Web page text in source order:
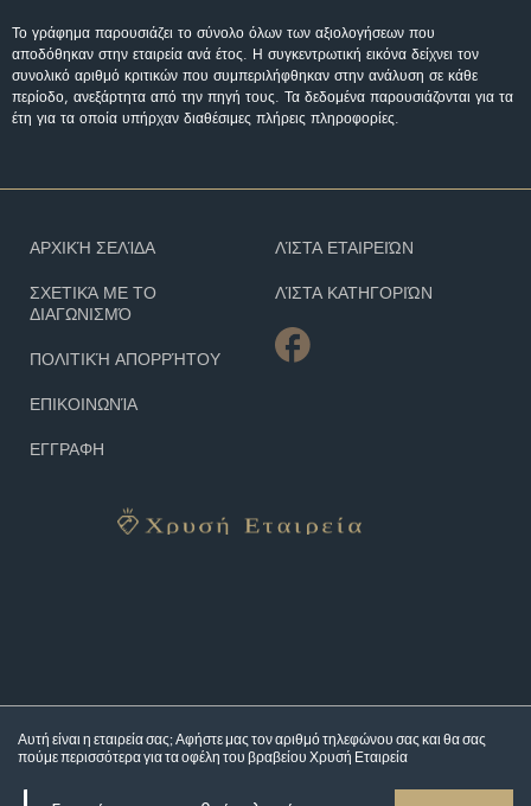
Το γράφημα παρουσιάζει το σύνολο όλων των αξιολογήσεων που
αποδόθηκαν στην εταιρεία ανά έτος. Η συγκεντρωτική εικόνα δείχνει τον
συνολικό αριθμό κριτικών που συμπεριλήφθηκαν στην ανάλυση σε κάθε
περίοδο, ανεξάρτητα από την πηγή τους. Τα δεδομένα παρουσιάζονται για τα
έτη για τα οποία υπήρχαν διαθέσιμες πλήρεις πληροφορίες.
Αυτή είναι η εταιρεία σας; Αφήστε μας τον αριθμό τηλεφώνου σας και θα σας
πούμε περισσότερα για ταοφέλη του βραβείου Χρυσή Εταιρεία
ΑΡΧΙΚΉ ΣΕΛΊΔΑ
ΣΧΕΤΙΚΆ ΜΕ ΤΟ
ΔΙΑΓΩΝΙΣΜΌ
ΠΟΛΙΤΙΚΉ ΑΠΟΡΡΉΤΟΥ
ΕΠΙΚΟΙΝΩΝΊΑ
ΕΓΓΡΑΦΗ
ΛΊΣΤΑ ΕΤΑΙΡΕΙΏΝ
ΛΊΣΤΑ ΚΑΤΗΓΟΡΙΏΝ